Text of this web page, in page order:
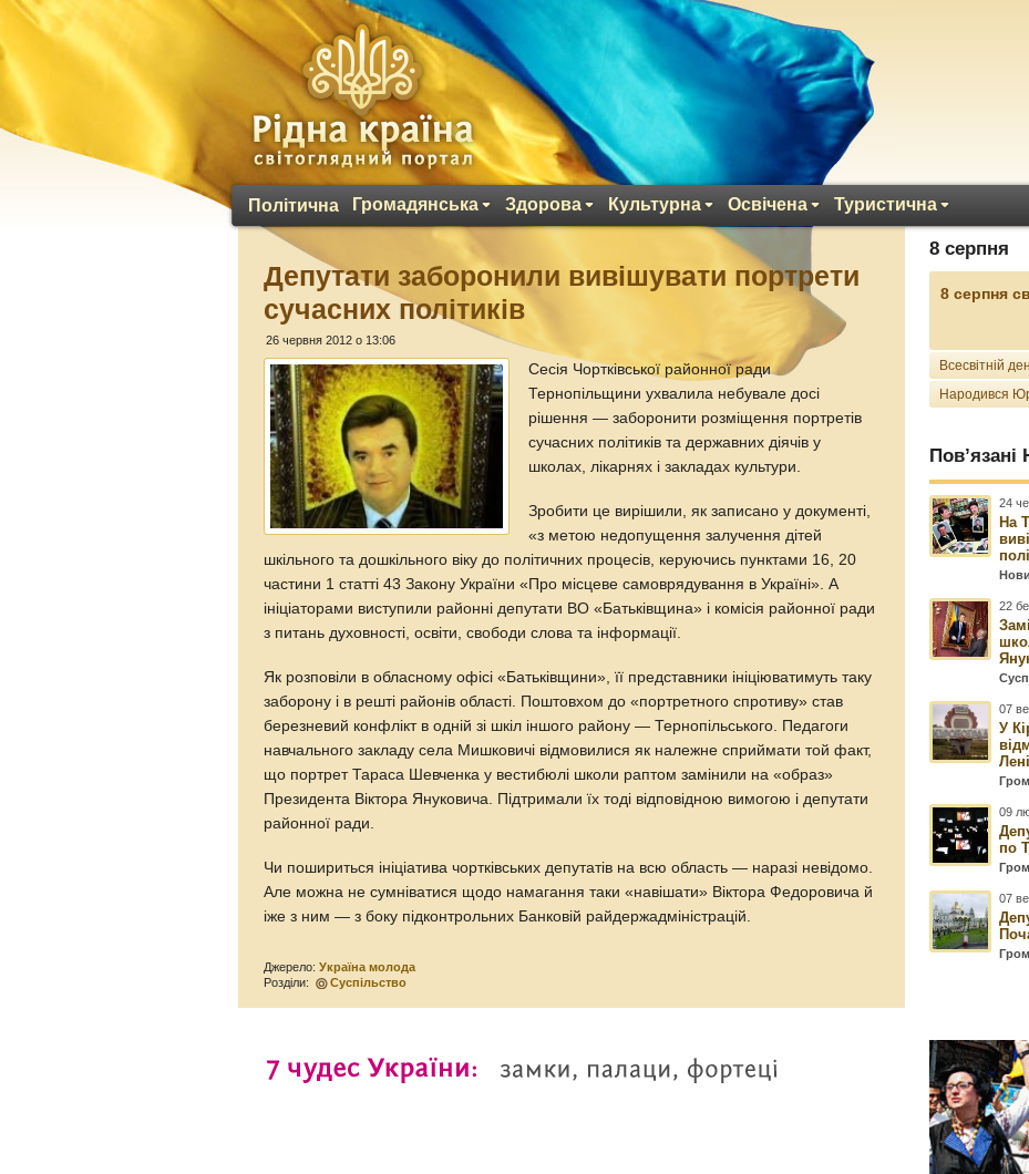
Політична Громадянська Здорова Культурна Освічена Туристична
Депутати заборонили вивішувати портрети
сучасних політиків
26 червня 2012 о 13:06
Сесія Чортківської районної ради
Тернопільщини ухвалила небувале досі
рішення — заборонити розміщення портретів
сучасних політиків та державних діячів у
школах, лікарнях і закладах культури.
Зробити це вирішили, як записано у документі,
«з метою недопущення залучення дітей
шкільного та дошкільного віку до політичних процесів, керуючись пунктами 16, 20
частини 1 статті 43 Закону України «Про місцеве самоврядування в Україні». А
ініціаторами виступили районні депутати ВО «Батьківщина» і комісія районної ради
з питань духовності, освіти, свободи слова та інформації.
Як розповіли в обласному офісі «Батьківщини», її представники ініціюватимуть таку
заборону і в решті районів області. Поштовхом до «портретного спротиву» став
березневий конфлікт в одній зі шкіл іншого району — Тернопільського. Педагоги
навчального закладу села Мишковичі відмовилися як належне сприймати той факт,
що портрет Тараса Шевченка у вестибюлі школи раптом замінили на «образ»
Президента Віктора Януковича. Підтримали їх тоді відповідною вимогою і депутати
районної ради.
Чи пошириться ініціатива чортківських депутатів на всю область — наразі невідомо.
Але можна не сумніватися щодо намагання таки «навішати» Віктора Федоровича й
іже з ним — з боку підконтрольних Банковій райдержадміністрацій.
Джерело:Україна молода
Розділи:
Суспільство
8 серпня
8 серпня
Всесвітній
Народився
24
На
22
07
У
09
по
07